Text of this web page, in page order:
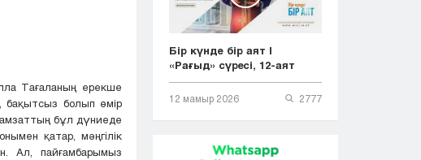
Тағаланың ерекше
бақытсыз болып өмір
бұл дүниеде
қатар, мәңгілік
Ал, пайғамбарымыз
Бір күнде бір аят |
«Рағыд» сүресі, 12-аят
12 мамыр 2026 2777